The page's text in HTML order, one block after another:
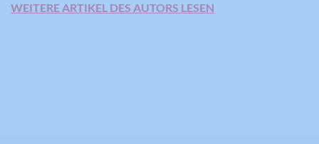
WEITERE ARTIKEL DES AUTORS LESEN